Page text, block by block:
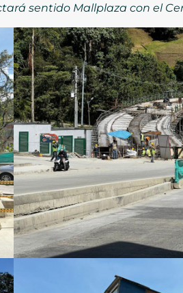
sentido Mallplaza con el